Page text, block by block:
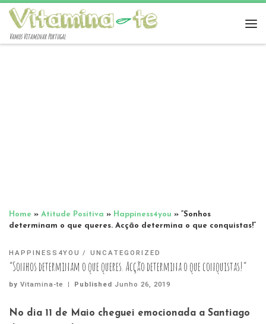
Vamos Vitaminar Portugal
Home » Atitude Positiva » Happiness4you » “Sonhos
determinam o que queres. Acção determina o que conquistas!”
HAPPINESS4YOU UNCATEGORIZED
“Sonhos determinam o que queres. Acção determina o que conquistas!”
by Vitamina-te | Published Junho 26, 2019
No dia 11 de Maio cheguei emocionada a Santiago